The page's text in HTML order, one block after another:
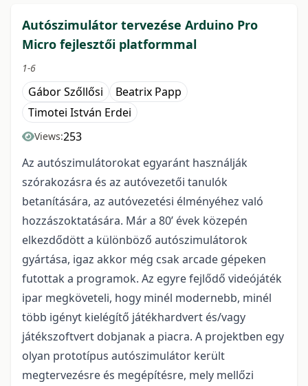
Autószimulátor tervezése Arduino Pro
Micro fejlesztői platformmal
1-6
Gábor Szőllősi
Beatrix Papp
Timotei István Erdei
Views:253
Az autószimulátorokat egyaránt használják
szórakozásra és az autóvezetői tanulók
betanítására, az autóvezetési élményéhez való
hozzászoktatására. Már a 80’ évek közepén
elkezdődött a különböző autószimulátorok
gyártása, igaz akkor még csak arcade gépeken
futottak a programok. Az egyre fejlődő videójáték
ipar megköveteli, hogy minél modernebb, minél
több igényt kielégítő játékhardvert és/vagy
játékszoftvert dobjanak a piacra. A projektben egy
olyan prototípus autószimulátor került
megtervezésre és megépítésre, mely mellőzi